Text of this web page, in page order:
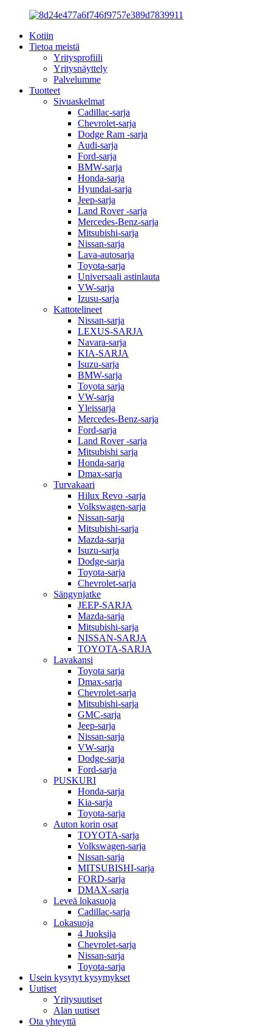
Kotiin
Tietoa meistä
Yritysprofiili
Yritysnäyttely
Palvelumme
Tuotteet
Sivuaskelmat
Cadillac-sarja
Chevrolet-sarja
Dodge Ram -sarja
Audi-sarja
Ford-sarja
BMW-sarja
Honda-sarja
Hyundai-sarja
Jeep-sarja
Land Rover -sarja
Mercedes-Benz-sarja
Mitsubishi-sarja
Nissan-sarja
Lava-autosarja
Toyota-sarja
Universaali astinlauta
VW-sarja
Izusu-sarja
Kattotelineet
Nissan-sarja
LEXUS-SARJA
Navara-sarja
KIA-SARJA
Isuzu-sarja
BMW-sarja
Toyota sarja
VW-sarja
Yleissarja
Mercedes-Benz-sarja
Ford-sarja
Land Rover -sarja
Mitsubishi sarja
Honda-sarja
Dmax-sarja
Turvakaari
Hilux Revo -sarja
Volkswagen-sarja
Nissan-sarja
Mitsubishi-sarja
Mazda-sarja
Isuzu-sarja
Dodge-sarja
Toyota-sarja
Chevrolet-sarja
Sängynjatke
JEEP-SARJA
Mazda-sarja
Mitsubishi-sarja
NISSAN-SARJA
TOYOTA-SARJA
Lavakansi
Toyota sarja
Dmax-sarja
Chevrolet-sarja
Mitsubishi-sarja
GMC-sarja
Jeep-sarja
Nissan-sarja
VW-sarja
Dodge-sarja
Ford-sarja
PUSKURI
Honda-sarja
Kia-sarja
Toyota-sarja
Auton korin osat
TOYOTA-sarja
Volkswagen-sarja
Nissan-sarja
MITSUBISHI-sarja
FORD-sarja
DMAX-sarja
Leveä lokasuoja
Cadillac-sarja
Lokasuoja
4 Juoksija
Chevrolet-sarja
Nissan-sarja
Toyota-sarja
Usein kysytyt kysymykset
Uutiset
Yritysuutiset
Alan uutiset
Ota yhteyttä